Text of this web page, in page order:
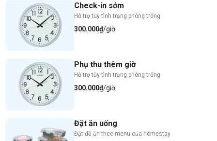
Check-in sớm
Hỗ trợ tuỳ tình trạng phòng trống
300.000₫/giờ
Phụ thu thêm giờ
Hỗ trợ tùy tình trạng phòng trống
300.000₫/giờ
Đặt ăn uống
Đặt đồ ăn theo menu của homestay